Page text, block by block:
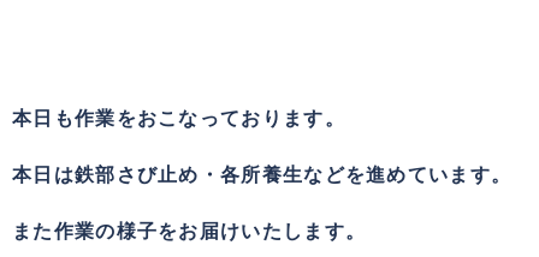
本日も作業をおこなっております。
本日は鉄部さび止め・各所養生などを進めています。
また作業の様子をお届けいたします。